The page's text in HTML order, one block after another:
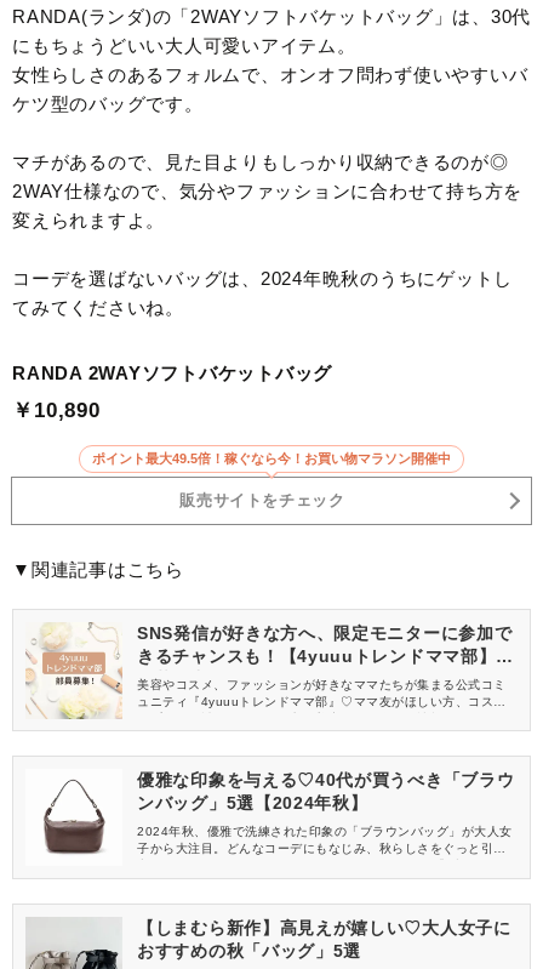
RANDA(ランダ)の「2WAYソフトバケットバッグ」は、30代
にもちょうどいい大人可愛いアイテム。
女性らしさのあるフォルムで、オンオフ問わず使いやすいバ
ケツ型のバッグです。
マチがあるので、見た目よりもしっかり収納できるのが◎
2WAY仕様なので、気分やファッションに合わせて持ち方を
変えられますよ。
コーデを選ばないバッグは、2024年晩秋のうちにゲットし
てみてくださいね。
RANDA 2WAYソフトバケットバッグ
￥10,890
ポイント最大49.5倍！稼ぐなら今！お買い物マラソン開催中
販売サイトをチェック
▼関連記事はこちら
SNS発信が好きな方へ、限定モニターに参加で
きるチャンスも！【4yuuuトレンドママ部】部
員募集中
美容やコスメ、ファッションが好きなママたちが集まる公式コミ
ュニティ『4yuuuトレンドママ部』♡ママ友がほしい方、コスメサ
信してくれる方を募集しています！
優雅な印象を与える♡40代が買うべき「ブラウ
ンバッグ」5選【2024年秋】
2024年秋、優雅で洗練された印象の「ブラウンバッグ」が大人女
子から大注目。どんなコーデにもなじみ、秋らしさをぐっと引き
ッグ」をご紹介♪デイリーからお出かけまで活躍するので、ぜひゲ
【しまむら新作】高見えが嬉しい♡大人女子に
おすすめの秋「バッグ」5選